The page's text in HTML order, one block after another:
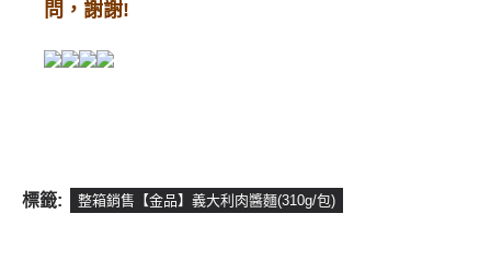
問，謝謝!
標籤: 整箱銷售【金品】義大利肉醬麵(310g/包)